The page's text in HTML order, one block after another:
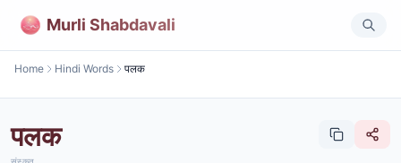
Murli Shabdavali
Home Hindi Words पलक
पलक